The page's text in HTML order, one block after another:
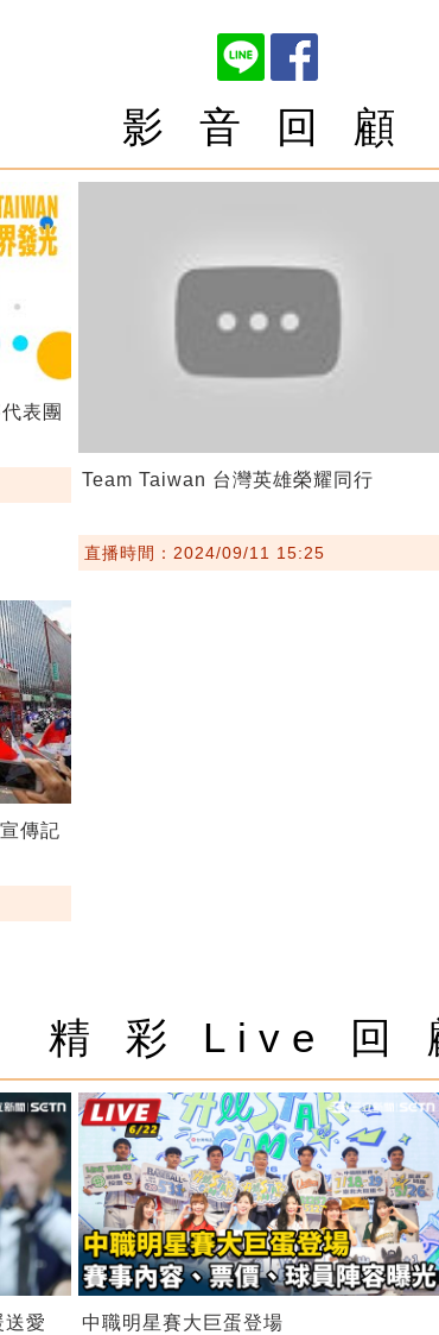
影 音 回 顧
表團
Team Taiwan 台灣英雄榮耀同行
直播時間：2024/09/11 15:25
傳記
精 彩 Live 回
愛 中職明星賽大巨蛋登場